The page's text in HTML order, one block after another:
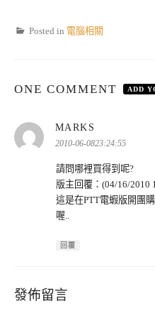
Posted in 電腦相關
ONE COMMENT ADD
MARKS
示:
2010-06-0823:24:55
請問哪裡買得到呢?
版主回覆：(04/16/2010
這是在PTT電蝦版開團
喔..
回覆
發佈留言